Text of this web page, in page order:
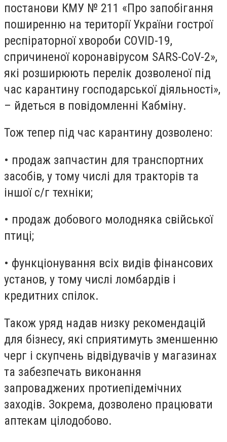
постанови КМУ № 211 «Про запобігання
поширенню на території України гострої
респіраторної хвороби COVID-19,
спричиненої коронавірусом SARS-CoV-2»,
які розширюють перелік дозволеної під
час карантину господарської діяльності»,
– йдеться в повідомленні Кабміну.
Тож тепер під час карантину дозволено:
• продаж запчастин для транспортних
засобів, у тому числі для тракторів та
іншої с/г техніки;
• продаж добового молодняка свійської
птиці;
• функціонування всіх видів фінансових
установ, у тому числі ломбардів і
кредитних спілок.
Також уряд надав низку рекомендацій
для бізнесу, які сприятимуть зменшенню
черг і скупчень відвідувачів у магазинах
та забезпечать виконання
запроваджених протиепідемічних
заходів. Зокрема, дозволено працювати
аптекам цілодобово.